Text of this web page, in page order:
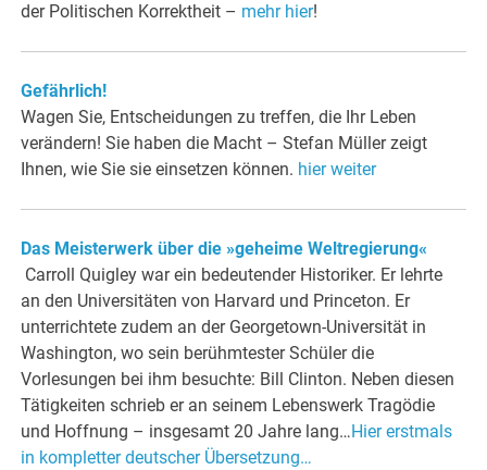
der Politischen Korrektheit – mehr hier!
Gefährlich!
Wagen Sie, Entscheidungen zu treffen, die Ihr Leben
verändern! Sie haben die Macht – Stefan Müller zeigt
Ihnen, wie Sie sie einsetzen können. hier weiter
Das Meisterwerk über die »geheime Weltregierung«
Carroll Quigley war ein bedeutender Historiker. Er lehrte
an den Universitäten von Harvard und Princeton. Er
unterrichtete zudem an der Georgetown-Universität in
Washington, wo sein berühmtester Schüler die
Vorlesungen bei ihm besuchte: Bill Clinton. Neben diesen
Tätigkeiten schrieb er an seinem Lebenswerk Tragödie
und Hoffnung – insgesamt 20 Jahre lang…Hier erstmals
in kompletter deutscher Übersetzung…